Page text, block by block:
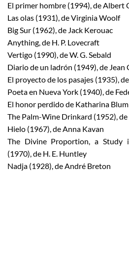
El primer hombre (1994), de Albert
Las olas (1931), de Virginia Woolf
Big Sur (1962), de Jack Kerouac
Anything, de H. P. Lovecraft
Vertigo (1990), de W. G. Sebald
Diario de un ladrón (1949), de Jean
El proyecto de los pasajes (1935),
Poeta en Nueva York (1940), de
El honor perdido de Katharina
The Palm-Wine Drinkard (1952),
Hielo (1967), de Anna Kavan
The Divine Proportion, a Study
(1970), de H. E. Huntley
Nadja (1928), de André Breton